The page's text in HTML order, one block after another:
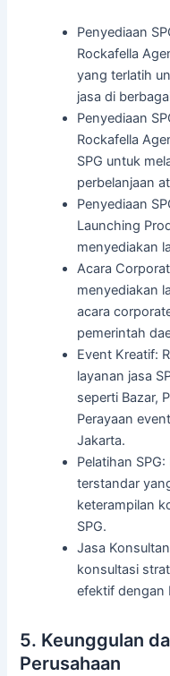
Penyediaan
Rockafella
yang terlatih
jasa di
Penyediaan
Rockafella
SPG untuk
perbelanjaan
Penyediaan
Launching
menyediakan
Acara
menyediakan
acara
pemerintah
Event Kreatif:
layanan jasa
seperti Bazar,
Perayaan
Jakarta.
Pelatihan
terstandar
keterampilan
SPG.
Jasa
konsultasi
efektif dengan
5. Keunggulan
Perusahaan